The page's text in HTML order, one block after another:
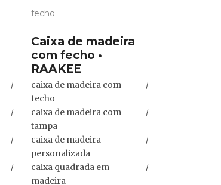
Caixa de madeira
com fecho •
RAAKEE
caixa de madeira com
fecho
caixa de madeira com
tampa
caixa de madeira
personalizada
caixa quadrada em
madeira